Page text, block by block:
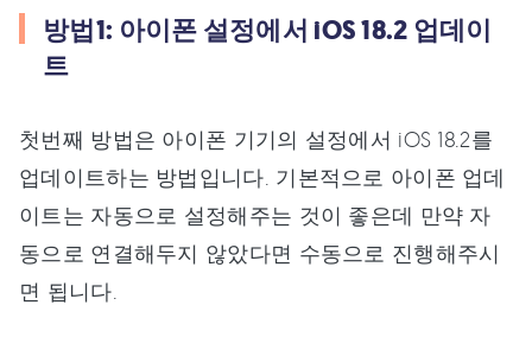
방법1: 아이폰 설정에서 iOS 18.2 업데이
트
첫번째 방법은 아이폰 기기의 설정에서 iOS 18.2를
업데이트하는 방법입니다. 기본적으로 아이폰 업데
이트는 자동으로 설정해주는 것이 좋은데 만약 자
동으로 연결해두지 않았다면 수동으로 진행해주시
면 됩니다.